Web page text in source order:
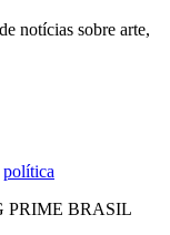
notícias sobre arte,
política
PRIME BRASIL